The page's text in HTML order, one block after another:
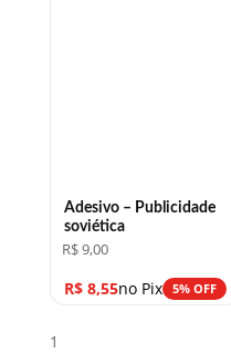
Adesivo – Publicidade
soviética
R$9,00
R$8,55no Pix 5% OFF
1